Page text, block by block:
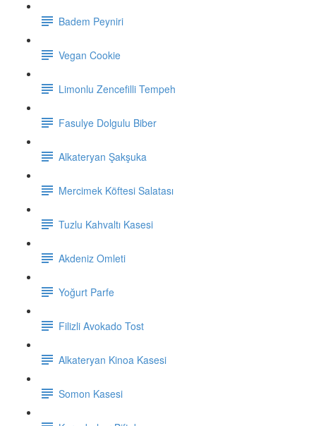
Badem Peyniri
Vegan Cookie
Limonlu Zencefilli Tempeh
Fasulye Dolgulu Biber
Alkateryan Şakşuka
Mercimek Köftesi Salatası
Tuzlu Kahvaltı Kasesi
Akdeniz Omleti
Yoğurt Parfe
Filizli Avokado Tost
Alkateryan Kinoa Kasesi
Somon Kasesi